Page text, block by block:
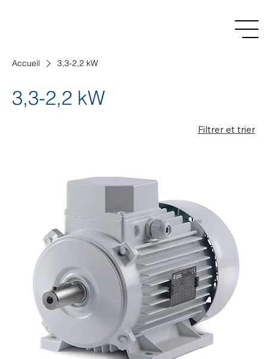
Accueil 3,3-2,2 kW
3,3-2,2 kW
Filtrer et trier